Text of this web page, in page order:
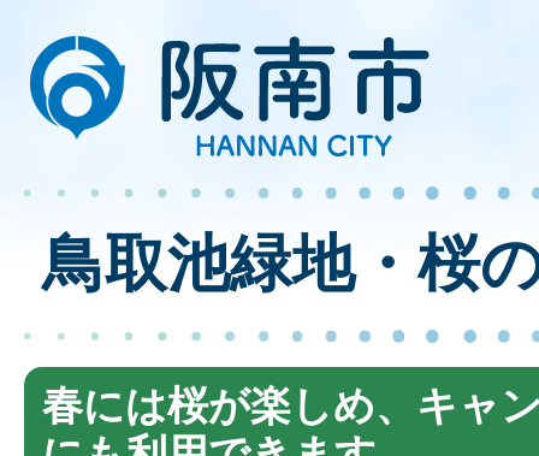
鳥取池緑地・桜
春には桜が楽しめ、キャ